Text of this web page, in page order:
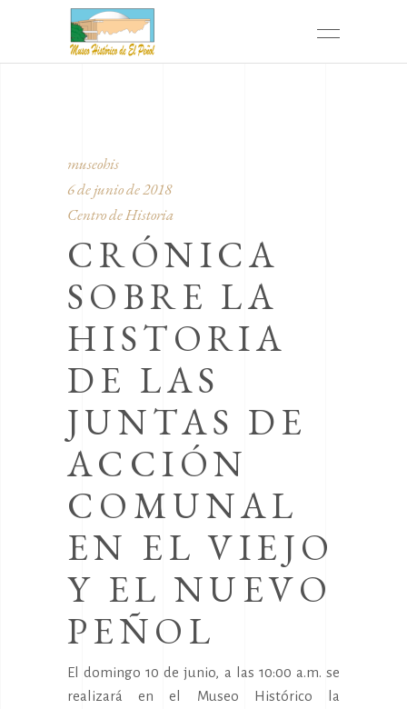
museohis
6 de junio de 2018
Centro de Historia
CRÓNICA
SOBRE LA
HISTORIA
DE LAS
JUNTAS DE
ACCIÓN
COMUNAL
EN EL VIEJO
Y EL NUEVO
PEÑOL
El domingo 10 de junio, a las 10:00 a.m. se
realizará en el Museo Histórico la